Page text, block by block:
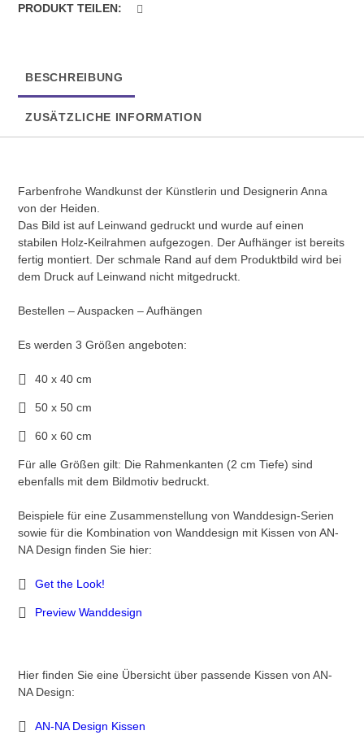
PRODUKT TEILEN:
BESCHREIBUNG
ZUSÄTZLICHE INFORMATION
Farbenfrohe Wandkunst der Künstlerin und Designerin Anna
von der Heiden.
Das Bild ist auf Leinwand gedruckt und wurde auf einen
stabilen Holz-Keilrahmen aufgezogen. Der Aufhänger ist bereits
fertig montiert. Der schmale Rand auf dem Produktbild wird bei
dem Druck auf Leinwand nicht mitgedruckt.
Bestellen – Auspacken – Aufhängen
Es werden 3 Größen angeboten:
40 x 40 cm
50 x 50 cm
60 x 60 cm
Für alle Größen gilt: Die Rahmenkanten (2 cm Tiefe) sind
ebenfalls mit dem Bildmotiv bedruckt.
Beispiele für eine Zusammenstellung von Wanddesign-Serien
sowie für die Kombination von Wanddesign mit Kissen von AN-
NA Design finden Sie hier:
Get the Look!
Preview Wanddesign
Hier finden Sie eine Übersicht über passende Kissen von AN-
NA Design:
AN-NA Design Kissen